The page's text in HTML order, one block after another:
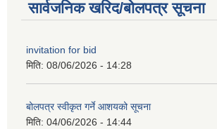
सार्वजनिक खरिद/बोलपत्र सूचना
invitation for bid
मिति: 08/06/2026 - 14:28
बोलपत्र स्वीकृत गर्ने आशयको सूचना
मिति: 04/06/2026 - 14:44